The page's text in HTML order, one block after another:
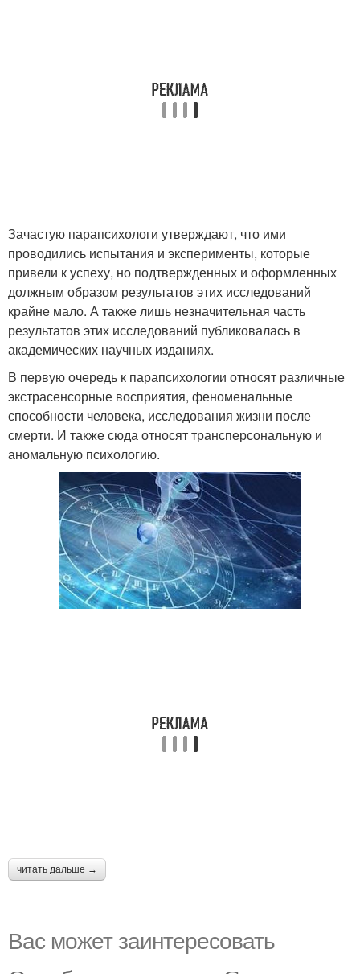
Зачастую парапсихологи утверждают, что ими
проводились испытания и эксперименты, которые
привели к успеху, но подтвержденных и оформленных
должным образом результатов этих исследований
крайне мало. А также лишь незначительная часть
результатов этих исследований публиковалась в
академических научных изданиях.
В первую очередь к парапсихологии относят различные
экстрасенсорные восприятия, феноменальные
способности человека, исследования жизни после
смерти. И также сюда относят трансперсональную и
аномальную психологию.
читать дальше →
Вас может заинтересовать